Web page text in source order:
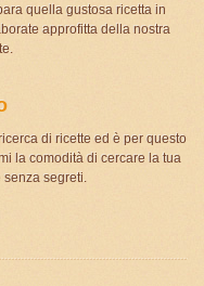
quella gustosa ricetta in
approfitta della nostra
di ricette ed è per questo
la comodità di cercare la tua
segreti.